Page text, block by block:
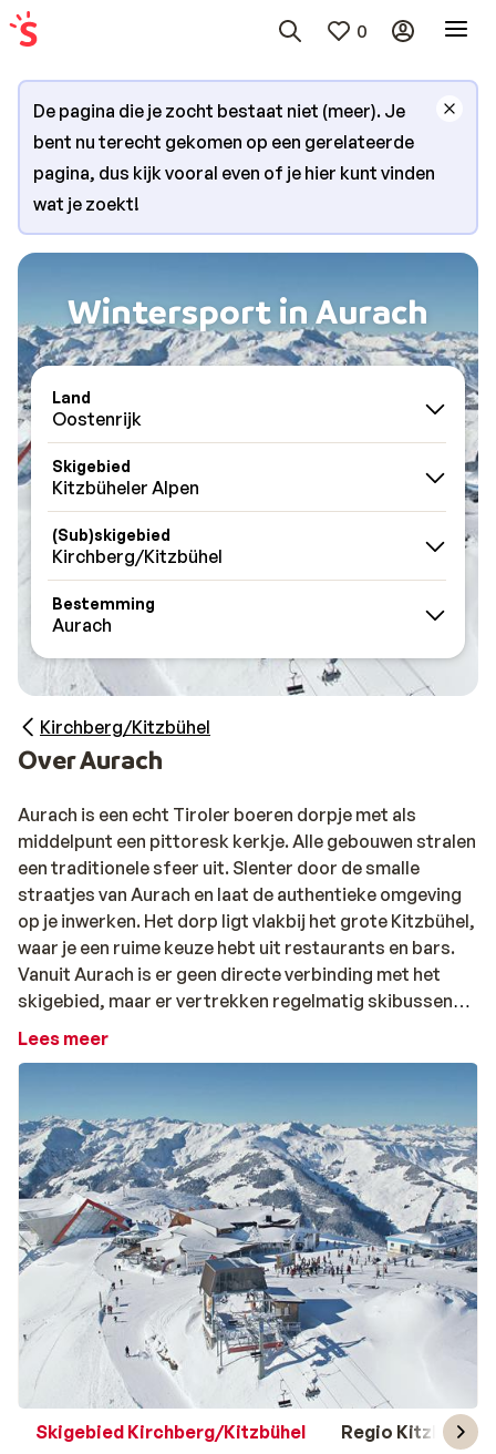
0
De pagina die je zocht bestaat niet (meer). Je
bent nu terecht gekomen op een gerelateerde
pagina, dus kijk vooral even of je hier kunt vinden
wat je zoekt!
Wintersport in Aurach
Land
Oostenrijk
Skigebied
Kitzbüheler Alpen
(Sub)skigebied
Kirchberg/Kitzbühel
Bestemming
Aurach
Kirchberg/Kitzbühel
Over Aurach
Aurach is een echt Tiroler boeren dorpje met als
middelpunt een pittoresk kerkje. Alle gebouwen stralen
een traditionele sfeer uit. Slenter door de smalle
straatjes van Aurach en laat de authentieke omgeving
op je inwerken. Het dorp ligt vlakbij het grote Kitzbühel,
waar je een ruime keuze hebt uit restaurants en bars.
Vanuit Aurach is er geen directe verbinding met het
skigebied, maar er vertrekken regelmatig skibussen
vanuit Aurach naar het skigebied. Het wildpark aan de
Daarnaast is er voor de wandelaars maar liefst 100
kilometer aan wandelpaden. Behoefte aan meer actie?
Op de Kelchalm is een rodelbaan van maar liefst 4,5
kilometer lang! Dit is een must voor de echte
rodelliefhebber. De rust die Aurach uitstraalt, zorgt
ervoor dat je van een ontspannende
wintersportvakantie kan genieten!
Lees meer
Skigebied Kirchberg/Kitzbühel Regio